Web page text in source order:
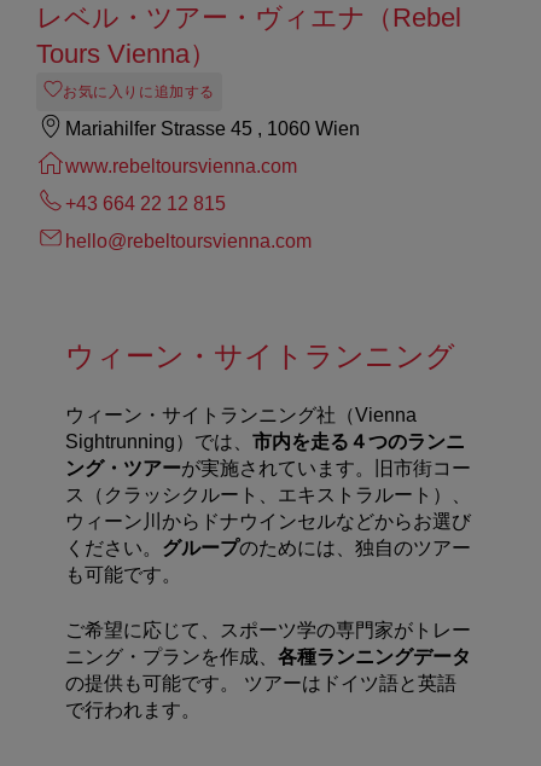
レベル・ツアー・ヴィエナ（Rebel
Tours Vienna）
お気に入りに追加する
Mariahilfer Strasse 45 , 1060 Wien
www.rebeltoursvienna.com
+43 664 22 12 815
hello@rebeltoursvienna.com
ウィーン・サイトランニング
ウィーン・サイトランニング社（Vienna
Sightrunning）では、 市内を走る４つのランニ
ング・ツアーが実施されています。旧市街コー
ス（クラッシクルート、エキストラルート）、
ウィーン川からドナウインセルなどからお選び
ください。 グループのためには、独自のツアー
も可能です。
ご希望に応じて、スポーツ学の専門家がトレー
ニング・プランを作成、 各種ランニングデータ
の提供も可能です。 ツアーはドイツ語と英語
で行われます。